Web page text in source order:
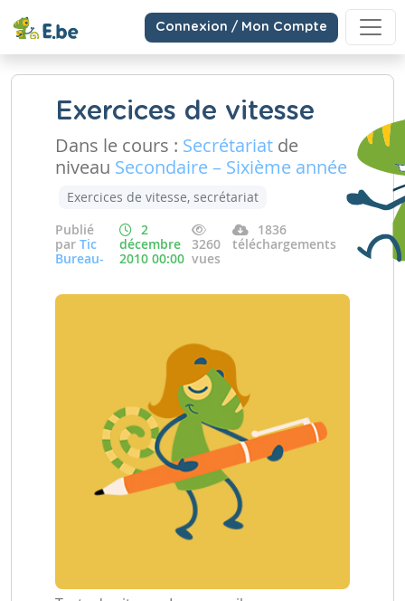
Connexion / Mon Compte
Exercices de vitesse
Dans le cours : Secrétariat de
niveau Secondaire – Sixième année
Exercices de vitesse, secrétariat
Publié
par Tic
Bureau-
2
décembre
2010 00:00
3260
vues
1836
téléchargements